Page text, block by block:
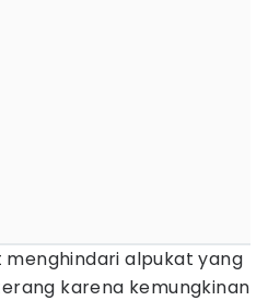
menghindari alpukat yang
karena kemungkinan